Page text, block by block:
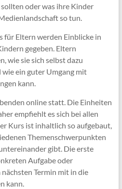
oder was ihre Kinder
so tun.
für Eltern werden Einblicke in
gegeben. Eltern
wie sie sich selbst dazu
ein guter Umgang mit
kann.
online statt. Die Einheiten
empfiehlt es sich bei allen
Kurs ist inhaltlich so aufgebaut,
Themenschwerpunkten
gibt. Die erste
Aufgabe oder
Termin mit in die
kann.